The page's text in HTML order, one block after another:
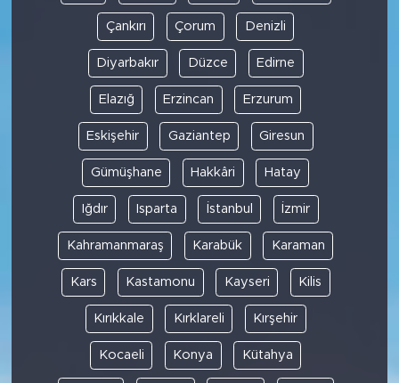
Çankırı Çorum Denizli
Diyarbakır Düzce Edirne
Elazığ Erzincan Erzurum
Eskişehir Gaziantep Giresun
Gümüşhane Hakkâri Hatay
Iğdır Isparta İstanbul İzmir
Kahramanmaraş Karabük Karaman
Kars Kastamonu Kayseri Kilis
Kırıkkale Kırklareli Kırşehir
Kocaeli Konya Kütahya